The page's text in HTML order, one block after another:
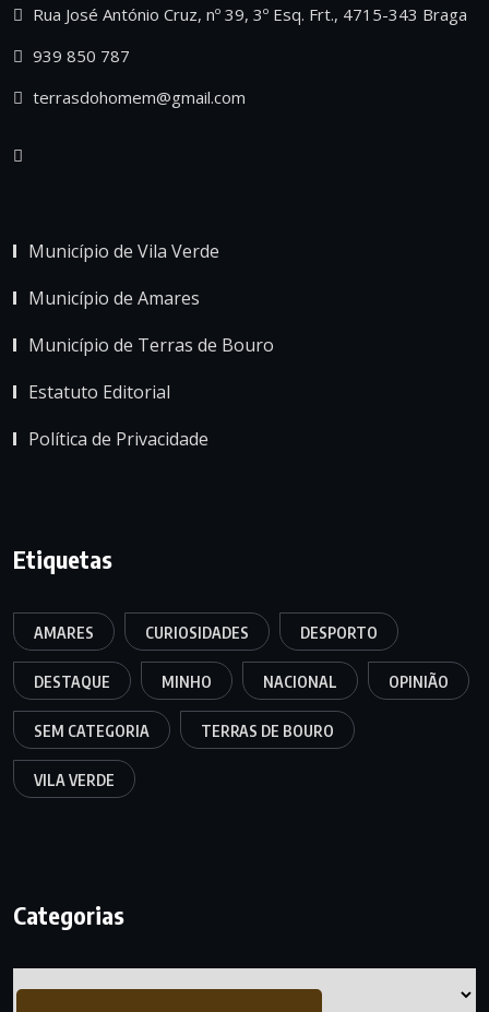
Rua José António Cruz, nº 39, 3º Esq. Frt., 4715-343 Braga
939 850 787
terrasdohomem@gmail.com
Município de Vila Verde
Município de Amares
Município de Terras de Bouro
Estatuto Editorial
Política de Privacidade
Etiquetas
AMARES CURIOSIDADES DESPORTO
DESTAQUE MINHO NACIONAL OPINIÃO
SEM CATEGORIA TERRAS DE BOURO
VILA VERDE
Categorias